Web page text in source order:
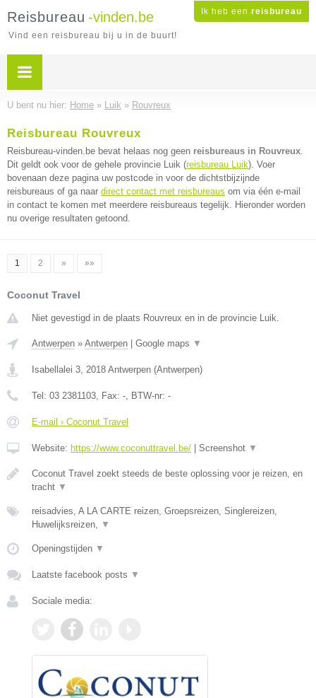
Ik heb een reisbureau
Reisbureau -vinden.be
Vind een reisbureau bij u in de buurt!
U bent nu hier: Home » Luik » Rouvreux
Reisbureau Rouvreux
Reisbureau-vinden.be bevat helaas nog geen reisbureaus in Rouvreux.
Dit geldt ook voor de gehele provincie Luik (reisbureau Luik). Voer
bovenaan deze pagina uw postcode in voor de dichtstbijzijnde
reisbureaus of ga naar direct contact met reisbureaus om via één e-mail
in contact te komen met meerdere reisbureaus tegelijk. Hieronder worden
nu overige resultaten getoond.
1 2 » »»
Coconut Travel
Niet gevestigd in de plaats Rouvreux en in de provincie Luik.
Antwerpen » Antwerpen Google maps ▼
Isabellalei 3, 2018 Antwerpen (Antwerpen)
Tel: 03 2381103, Fax: -, BTW-nr: -
E-mail › Coconut Travel
Website: https://www.coconuttravel.be/ Screenshot ▼
Coconut Travel zoekt steeds de beste oplossing voor je reizen, en
tracht ▼
reisadvies, A LA CARTE reizen, Groepsreizen, Singlereizen,
Huwelijksreizen, ▼
Openingstijden ▼
Laatste facebook posts ▼
Sociale media: